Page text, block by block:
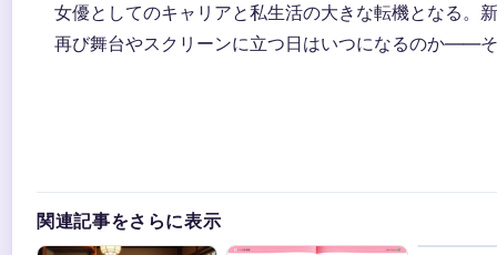
女優としてのキャリアと私生活の大きな転機となる。
再び舞台やスクリーンに立つ日はいつになるのか——
関連記事をさらに表示